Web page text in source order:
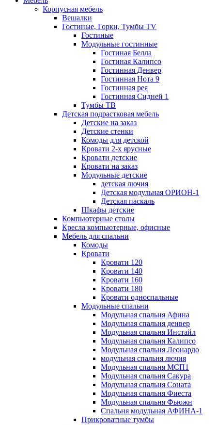
Корпусная мебель
Вешалки
Гостиные, Горки, Тумбы TV
Гостиные
Модульные гостинные
Гостиная Белла
Гостиная Калипсо
Гостинная Денвер
Гостинная Нота 9
Гостинная рея
Гостинная Сидней 1
Тумбы ТВ
Детская подрастковая мебель
Детские на заказ
Детские стенки
Комоды для детской
Кровати 2-х ярусные
Кровати детские
Кровати на заказ
Модульные детские
детская лючия
Детская модульная ОРИОН-1
Детская паскаль
Шкафы детские
Компьютерные столы
Кресла компьютерные, офисные
Мебель для спальни
Комоды
Кровати
Кровати 120
Кровати 140
Кровати 160
Кровати 180
Кровати односпальные
Модульные спальни
Модульная спальня Афина
Модульная спальня денвер
Модульная спальня Инстайл
Модульная спальня Калипсо
Модульная спальня Леонардо
модульная спальня лючия
Модульная спальня МСП1
Модульная спальня Сакура
Модульная спальня Соната
Модульная спальня Фиеста
Модульная спальня Фьюжн
Спальня модульная АФИНА-1
Прикроватные тумбы